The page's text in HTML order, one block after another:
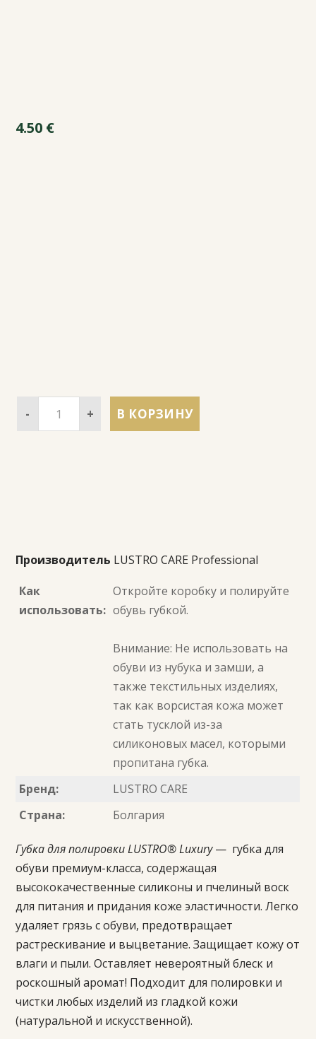
4.50 €
- + В КОРЗИНУ
Производитель LUSTRO CARE Professional
Как
использовать:
Откройте коробку и полируйте
обувь губкой.
Внимание: Не использовать на
обуви из нубука и замши, а
также текстильных изделиях,
так как ворсистая кожа может
стать тусклой из-за
силиконовых масел, которыми
пропитана губка.
Бренд:
LUSTRO CARE
Страна:
Болгария
Губка для полировки LUSTRO® Luxury— губка для
обуви премиум-класса, содержащая
высококачественные силиконы и пчелиный воск
для питания и придания коже эластичности. Легко
удаляет грязь с обуви, предотвращает
растрескивание и выцветание. Защищает кожу от
влаги и пыли. Оставляет невероятный блеск и
роскошный аромат! Подходит для полировки и
чистки любых изделий из гладкой кожи
(натуральной и искусственной).